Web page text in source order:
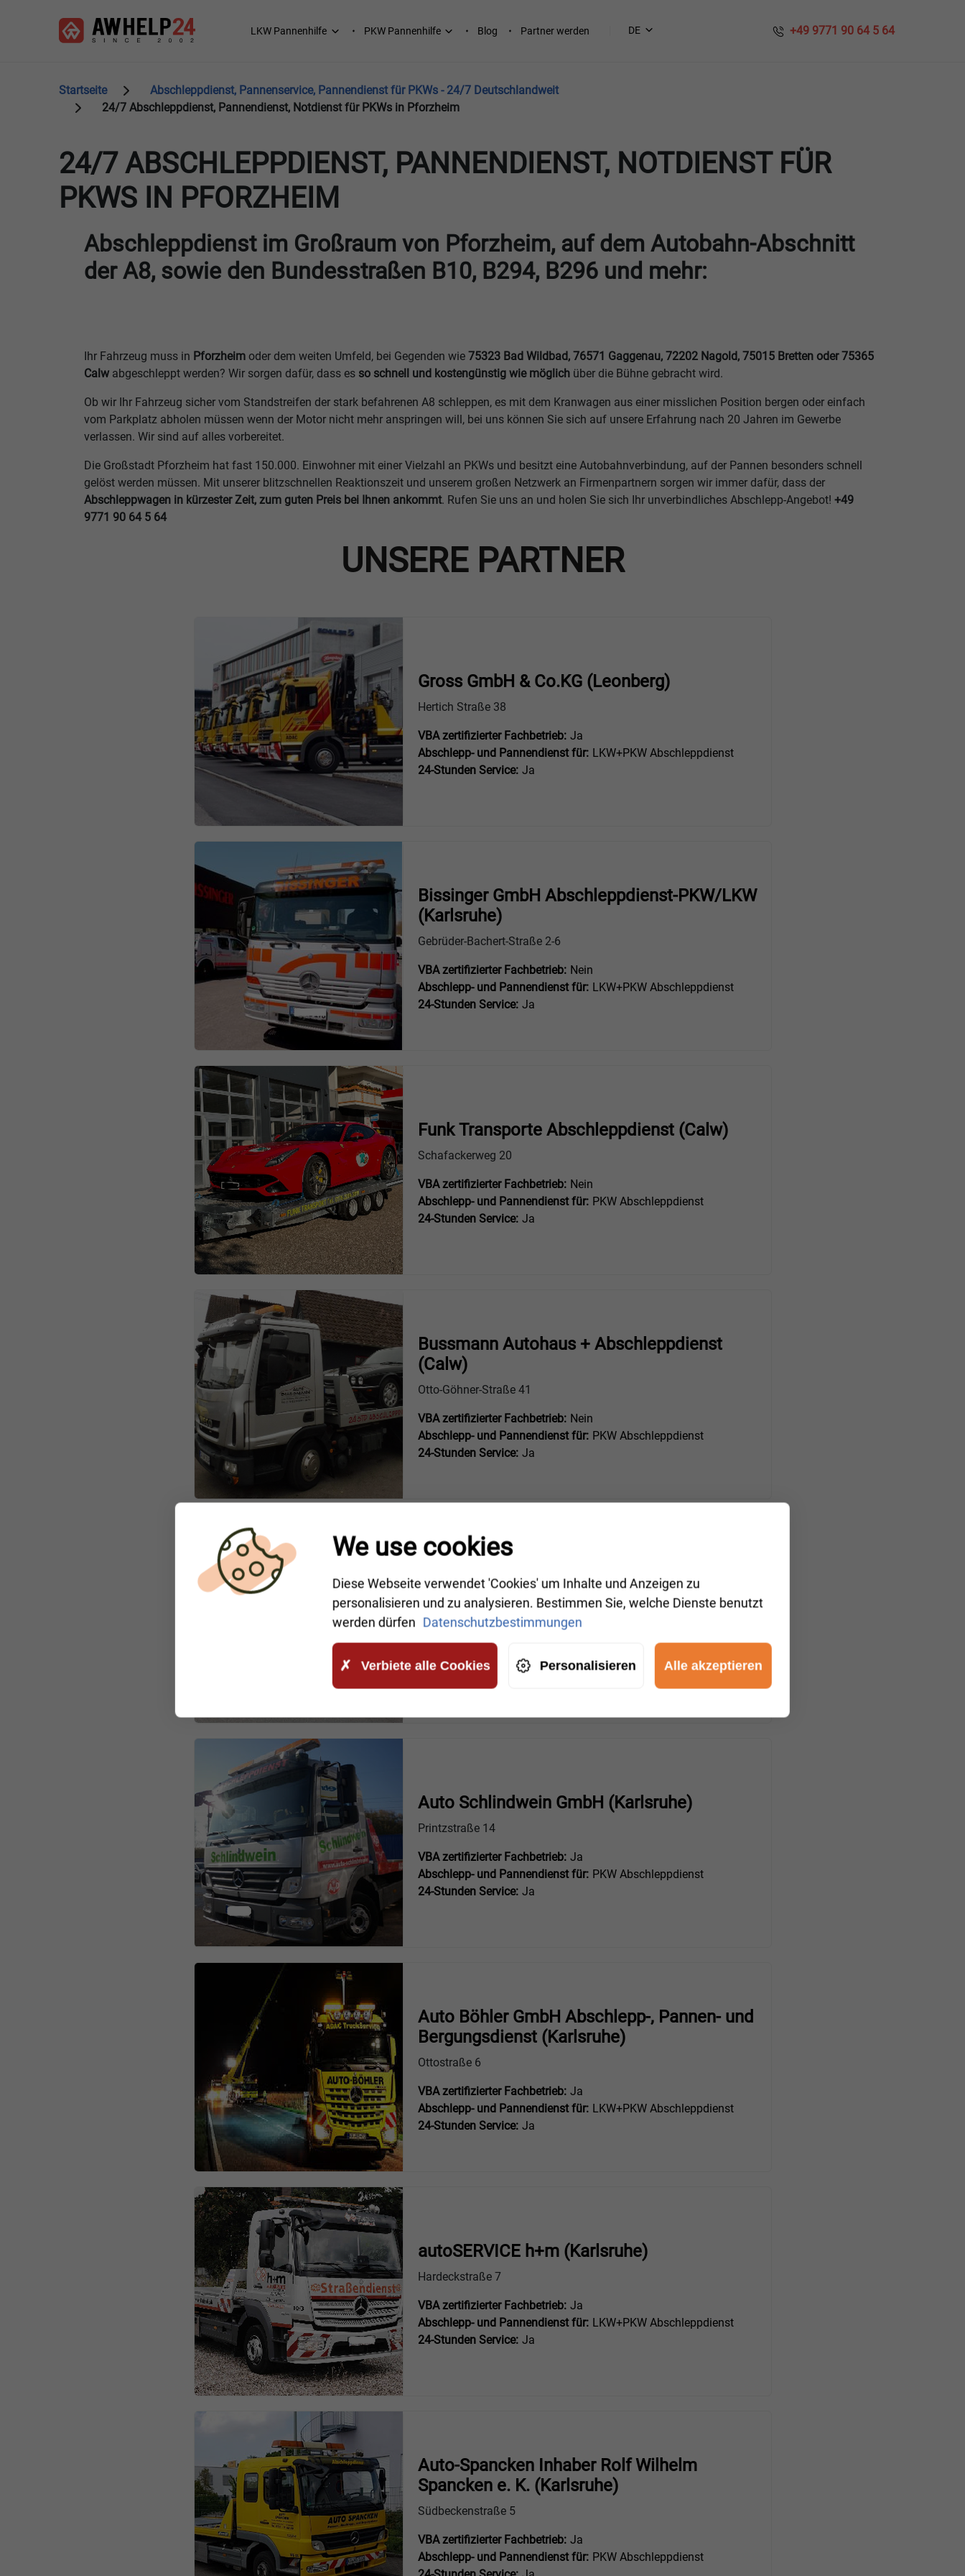
Main
LKW Pannenhilfe PKW Pannenhilfe Blog Partner werden DE ​​ +49 9771 90 64 5 64
Startseite
Abschleppdienst, Pannenservice, Pannendienst für PKWs - 24/7 Deutschlandweit
24/7 Abschleppdienst, Pannendienst, Notdienst für PKWs in Pforzheim
24/7 ABSCHLEPPDIENST, PANNENDIENST, NOTDIENST FÜR
PKWS IN PFORZHEIM
Abschleppdienst im Großraum von Pforzheim, auf dem Autobahn-Abschnitt
der A8, sowie den Bundesstraßen B10, B294, B296 und mehr:
Ihr Fahrzeug muss in Pforzheim oder dem weiten Umfeld, bei Gegenden wie 75323 Bad Wildbad, 76571 Gaggenau, 72202 Nagold, 75015 Bretten oder 75365
Calw abgeschleppt werden? Wir sorgen dafür, dass es so schnell und kostengünstig wie möglich über die Bühne gebracht wird.
Ob wir Ihr Fahrzeug sicher vom Standstreifen der stark befahrenen A8 schleppen, es mit dem Kranwagen aus einer misslichen Position bergen oder einfach
vom Parkplatz abholen müssen wenn der Motor nicht mehr anspringen will, bei uns können Sie sich auf unsere Erfahrung nach 20 Jahren im Gewerbe
verlassen. Wir sind auf alles vorbereitet.
Die Großstadt Pforzheim hat fast 150.000. Einwohner mit einer Vielzahl an PKWs und besitzt eine Autobahnverbindung, auf der Pannen besonders schnell
gelöst werden müssen. Mit unserer blitzschnellen Reaktionszeit und unserem großen Netzwerk an Firmenpartnern sorgen wir immer dafür, dass der
Abschleppwagen in kürzester Zeit, zum guten Preis bei Ihnen ankommt. Rufen Sie uns an und holen Sie sich Ihr unverbindliches Abschlepp-Angebot! +49
9771 90 64 5 64
UNSERE PARTNER
Gross GmbH & Co.KG (Leonberg)
Hertich Straße 38
VBA zertifizierter Fachbetrieb: Ja
Abschlepp- und Pannendienst für: LKW+PKW Abschleppdienst
24-Stunden Service: Ja
Bissinger GmbH Abschleppdienst-PKW/LKW
(Karlsruhe)
Gebrüder-Bachert-Straße 2-6
VBA zertifizierter Fachbetrieb: Nein
Abschlepp- und Pannendienst für: LKW+PKW Abschleppdienst
24-Stunden Service: Ja
Funk Transporte Abschleppdienst (Calw)
Schafackerweg 20
VBA zertifizierter Fachbetrieb: Nein
Abschlepp- und Pannendienst für: PKW Abschleppdienst
24-Stunden Service: Ja
Bussmann Autohaus + Abschleppdienst
(Calw)
Otto-Göhner-Straße 41
VBA zertifizierter Fachbetrieb: Nein
Abschlepp- und Pannendienst für: PKW Abschleppdienst
24-Stunden Service: Ja
Auto-Laub (Pforzheim)
Kieselbronner Str. 66/1
VBA zertifizierter Fachbetrieb:
Abschlepp- und Pannendienst für:
PKW Abschleppdienst
24-Stunden Service: Nein
Auto Schlindwein GmbH (Karlsruhe)
Printzstraße 14
VBA zertifizierter Fachbetrieb: Ja
Abschlepp- und Pannendienst für: PKW Abschleppdienst
24-Stunden Service: Ja
Auto Böhler GmbH Abschlepp-, Pannen- und
Bergungsdienst (Karlsruhe)
Ottostraße 6
VBA zertifizierter Fachbetrieb: Ja
Abschlepp- und Pannendienst für: LKW+PKW Abschleppdienst
24-Stunden Service: Ja
autoSERVICE h+m (Karlsruhe)
Hardeckstraße 7
VBA zertifizierter Fachbetrieb: Ja
Abschlepp- und Pannendienst für: LKW+PKW Abschleppdienst
24-Stunden Service: Ja
Auto-Spancken Inhaber Rolf Wilhelm
Spancken e. K. (Karlsruhe)
Südbeckenstraße 5
VBA zertifizierter Fachbetrieb: Ja
Abschlepp- und Pannendienst für: PKW Abschleppdienst
We use cookies
Diese Webseite verwendet 'Cookies' um Inhalte und Anzeigen zu
personalisieren und zu analysieren. Bestimmen Sie, welche Dienste benutzt
werden dürfen Datenschutzbestimmungen
Verbiete alle Cookies Personalisieren Alle akzeptieren